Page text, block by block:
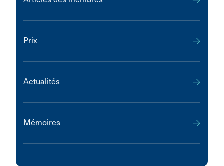
Prix
Actualités
Mémoires